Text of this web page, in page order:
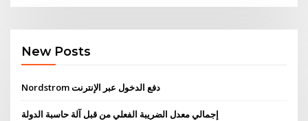
New Posts
Nordstrom دفع الدخول عبر الإنترنت
إجمالي معدل الضريبة الفعلي من قبل آلة حاسبة الدولة